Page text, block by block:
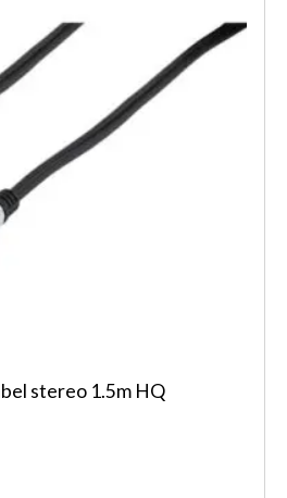
stereo 1.5m HQ